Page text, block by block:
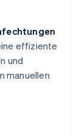
effiziente
und
manuellen